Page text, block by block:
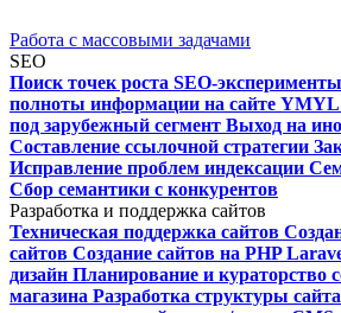
Работа с массовыми задачами
SEO
Поиск точек роста SEO-эксперименты
полноты информации на сайте YMYL
под зарубежный сегмент Выход на
Составление ссылочной стратегии
Исправление проблем индексации
Сбор семантики с конкурентов
Разработка и поддержка сайтов
Техническая поддержка сайтов
сайтов Cоздание сайтов на PHP
дизайн Планирование и кураторство
магазина Разработка структуры сайта